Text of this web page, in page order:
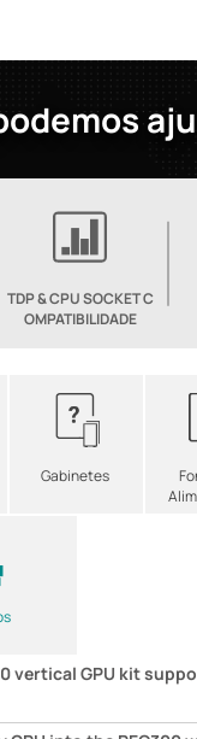
TDP & CPU SOCKET C
OMPATIBILIDADE
Gabinetes
vertical GPU kit